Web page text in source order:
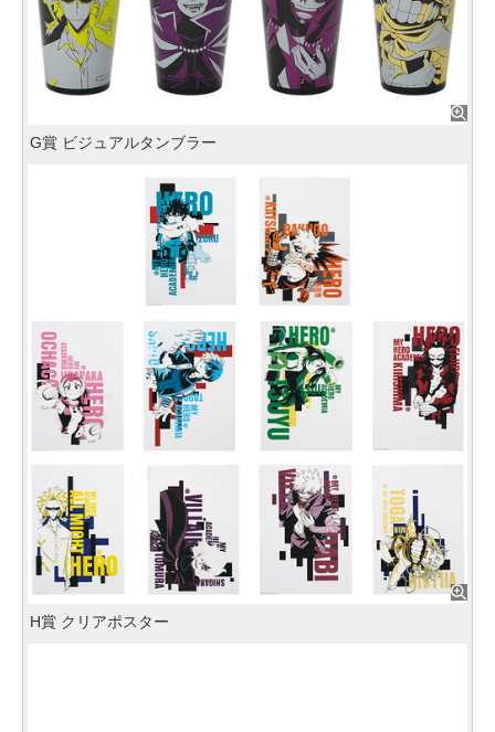
G賞 ビジュアルタンブラー
H賞 クリアポスター